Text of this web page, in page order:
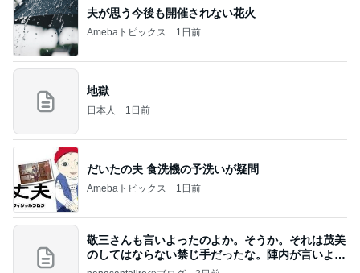
夫が思う今後も開催されない花火
Amebaトピックス 1日前
地獄
日本人 1日前
だいたの夫 食洗機の予洗いが疑問
Amebaトピックス 1日前
敬三さんも言いよったのよか。そうか。それは茂美
のしてはならない禁じ手だったな。陣内が言いよる
のよ